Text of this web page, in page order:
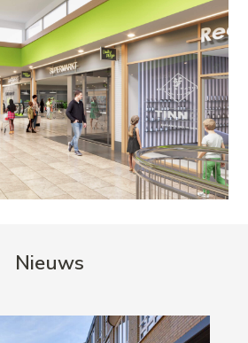
Nieuws